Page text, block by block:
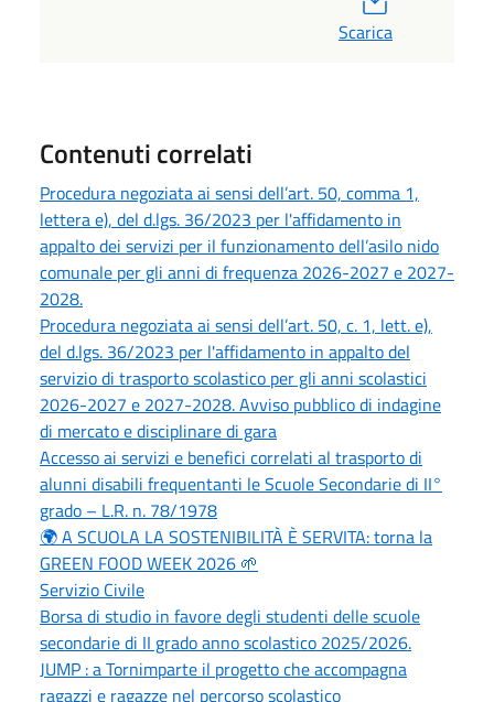
Scarica
Contenuti correlati
Procedura negoziata ai sensi dell’art. 50, comma 1,
lettera e), del d.lgs. 36/2023 per l'affidamento in
appalto dei servizi per il funzionamento dell’asilo nido
comunale per gli anni di frequenza 2026-2027 e 2027-
2028.
Procedura negoziata ai sensi dell’art. 50, c. 1, lett. e),
del d.lgs. 36/2023 per l'affidamento in appalto del
servizio di trasporto scolastico per gli anni scolastici
2026-2027 e 2027-2028. Avviso pubblico di indagine
di mercato e disciplinare di gara
Accesso ai servizi e benefici correlati al trasporto di
alunni disabili frequentanti le Scuole Secondarie di II°
grado – L.R. n. 78/1978
🌍 A SCUOLA LA SOSTENIBILITÀ È SERVITA: torna la
GREEN FOOD WEEK 2026 🌱
Servizio Civile
Borsa di studio in favore degli studenti delle scuole
secondarie di II grado anno scolastico 2025/2026.
JUMP : a Tornimparte il progetto che accompagna
ragazzi e ragazze nel percorso scolastico